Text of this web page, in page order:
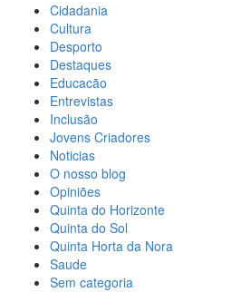
Cidadania
Cultura
Desporto
Destaques
Educacão
Entrevistas
Inclusão
Jovens Criadores
Noticias
O nosso blog
Opiniões
Quinta do Horizonte
Quinta do Sol
Quinta Horta da Nora
Saude
Sem categoria